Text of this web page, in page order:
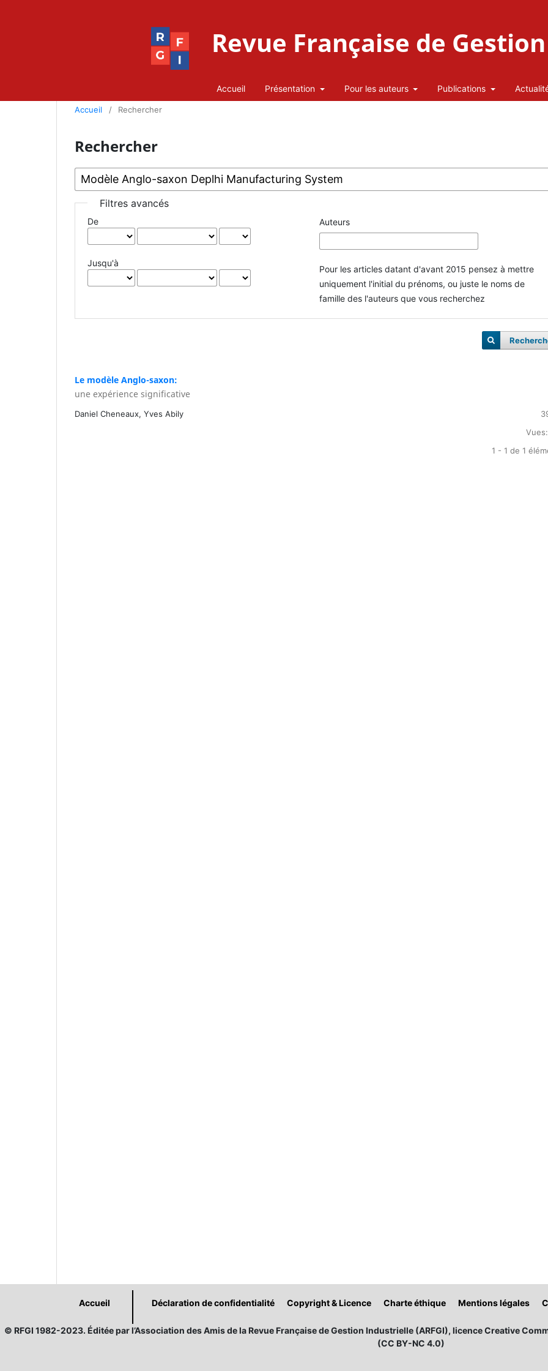
Revue Française de
Accueil Présentation Pour les auteurs Publications
Accueil / Rechercher
Rechercher
Filtres avancés
De
Jusqu'à
Auteurs
Pour les articles datant d'avant 2015 pensez à mettre
uniquement l'initial du prénoms, ou juste le noms de
famille des l'auteurs que vous recherchez
Le modèle Anglo-saxon:
une expérience significative
Daniel Cheneaux, Yves Abily
1 - 1 de 1
Accueil Déclaration de confidentialité Copyright & Licence Charte éthique Mentions légales
© RFGI 1982-2023. Éditée par l’Association des Amis de la Revue Française de Gestion Industrielle (ARFGI), licence Creative
(CC BY-NC 4.0)